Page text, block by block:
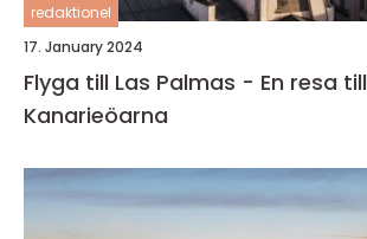
redaktionel
17. January 2024
Flyga till Las Palmas - En resa till
Kanarieöarna